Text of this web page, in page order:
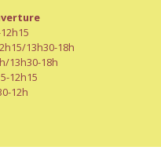
13h30-18h
13h30-18h
12h15
12h